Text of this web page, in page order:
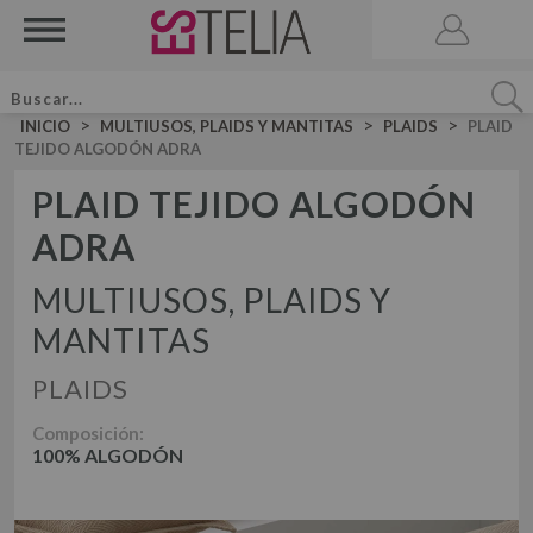
VELA AROMATICA
JUEGO DE SÁBANAS
JUEGOS DE SÁBANAS LISAS ALGODÓN
JUEGOS DE SÁBANAS ESTAMPADAS
DÚOS DE FUNDA NÓRDICA
DÚO FUNDA NÓRDICA LISOS 50-50
INICIO > MULTIUSOS, PLAIDS Y MANTITAS > PLAIDS >
PLAID
TEJIDO ALGODÓN ADRA
PLAID TEJIDO ALGODÓN
ADRA
MULTIUSOS, PLAIDS Y
MANTITAS
PLAIDS
Composición:
100% ALGODÓN